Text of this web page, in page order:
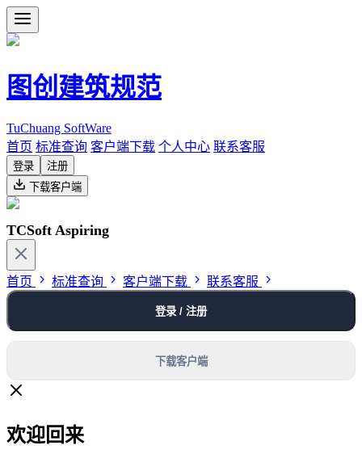
图创建筑规范
TuChuang SoftWare
首页 标准查询 客户端下载 个人中心 联系客服
登录
注册
下载客户端
TCSoft Aspiring
首页 标准查询 客户端下载 联系客服
登录 / 注册
下载客户端
欢迎回来